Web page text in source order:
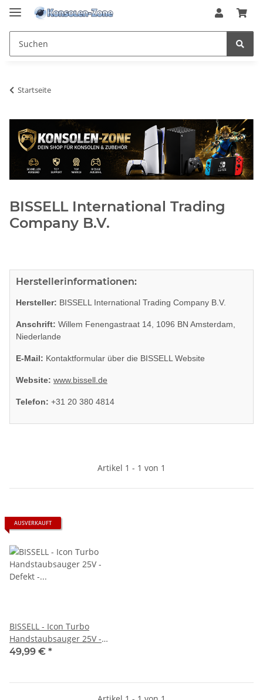
Startseite
BISSELL International Trading
Company B.V.
Herstellerinformationen:
Hersteller: BISSELL International Trading Company B.V.
Anschrift: Willem Fenengastraat 14, 1096 BN Amsterdam,
Niederlande
E-Mail: Kontaktformular über die BISSELL Website
Website: www.bissell.de
Telefon: +31 20 380 4814
Artikel 1 - 1 von 1
AUSVERKAUFT
BISSELL - Icon Turbo
Handstaubsauger 25V -
Defekt - Normaler Zustand
49,99 € *